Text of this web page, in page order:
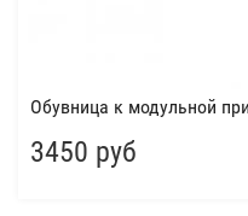
Обувница к модульной
3450 руб